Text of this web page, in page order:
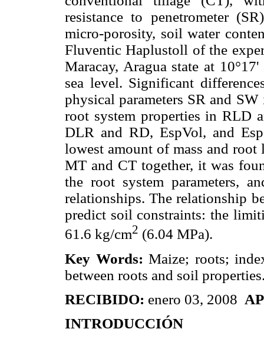
resistance to penetrometer
micro-porosity, soil water
Fluventic Haplustoll of the
Maracay, Aragua state at
sea level. Significant
physical parameters SR and
root system properties in RLD
DLR and RD, EspVol, and
lowest amount of mass and
MT and CT together, it was
the root system parameters,
relationships. The relationship
predict soil constraints: the
61.6 kg/cm2 (6.04 MPa).
Key Words: Maize; roots;
between roots and soil
RECIBIDO: enero 03, 2008
INTRODUCCIÓN